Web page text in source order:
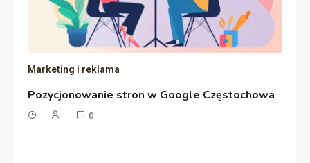
Marketing i reklama
Pozycjonowanie stron w Google Częstochowa
0